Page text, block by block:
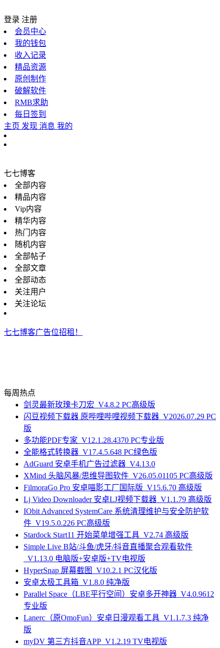
登录 注册
会员中心
我的钱包
收入记录
精品资源
原创制作
破解软件
RMB求助
每日签到
主页 发现 消息 我的
七七博客
全部内容
精品内容
Vip内容
精华内容
热门内容
随机内容
全部帖子
全部文章
全部动态
关注用户
关注论坛
七七博客广告位招租！
每周热点
剑灵最新玫瑰卡刀宏_V4.8.2 PC高级版
闪豆视频下载器 原哔哩哔哩视频下载器_V2026.07.29 PC
版
多功能PDF专家_V12.1.28.4370 PC专业版
全能格式转换器_V17.4.5.648 PC绿色版
AdGuard 安卓手机广告过滤器_V4.13.0
XMind 头脑风暴/思维导图软件_V26.05.01105 PC高级版
FilmoraGo Pro 安卓喵影工厂国际版_V15.6.70 高级版
Lj Video Downloader 安卓LJ视频下载器_V1.1.79 高级版
IObit Advanced SystemCare 系统清理维护与安全防护软
件_V19.5.0.226 PC高级版
Stardock Start11 开始菜单增强工具_V2.74 高级版
Simple Live B站/斗鱼/虎牙/抖音直播聚合观看软件
_V1.13.0 电脑版+安卓版+TV电视版
HyperSnap 屏幕截图_V10.2.1 PC汉化版
安卓太极工具箱_V1.8.0 纯净版
Parallel Space（LBE平行空间）安卓多开神器_V4.0.9612
专业版
Lanerc（原OmoFun）安卓日漫观看工具_V1.1.7.3 纯净
版
myDV 第三方抖音APP_V1.2.19 TV电视版